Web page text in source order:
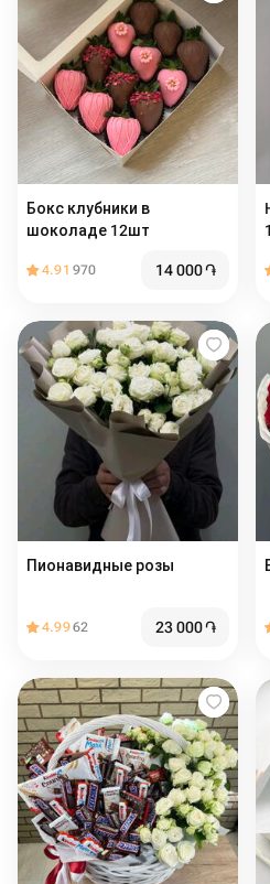
Бокс клубники в
шоколаде 12шт
4.91 970 14 000֏
Пионавидные розы
4.9962 23 000֏